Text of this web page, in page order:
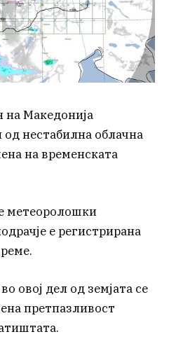
на Македонија
нестабилна облачна
на временската
метеоролошки
е регистрирана
овој дел од земјата се
претпазливост